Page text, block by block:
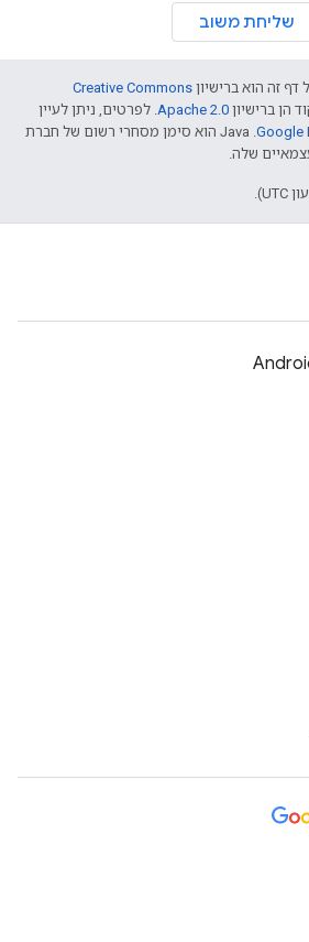
שליחת משוב
זה הוא ברישיון Creative Commons
הן ברישיון Apache 2.0. לפרטים, ניתן לעיין
.‏ Java הוא סימן מסחרי רשום של חברת